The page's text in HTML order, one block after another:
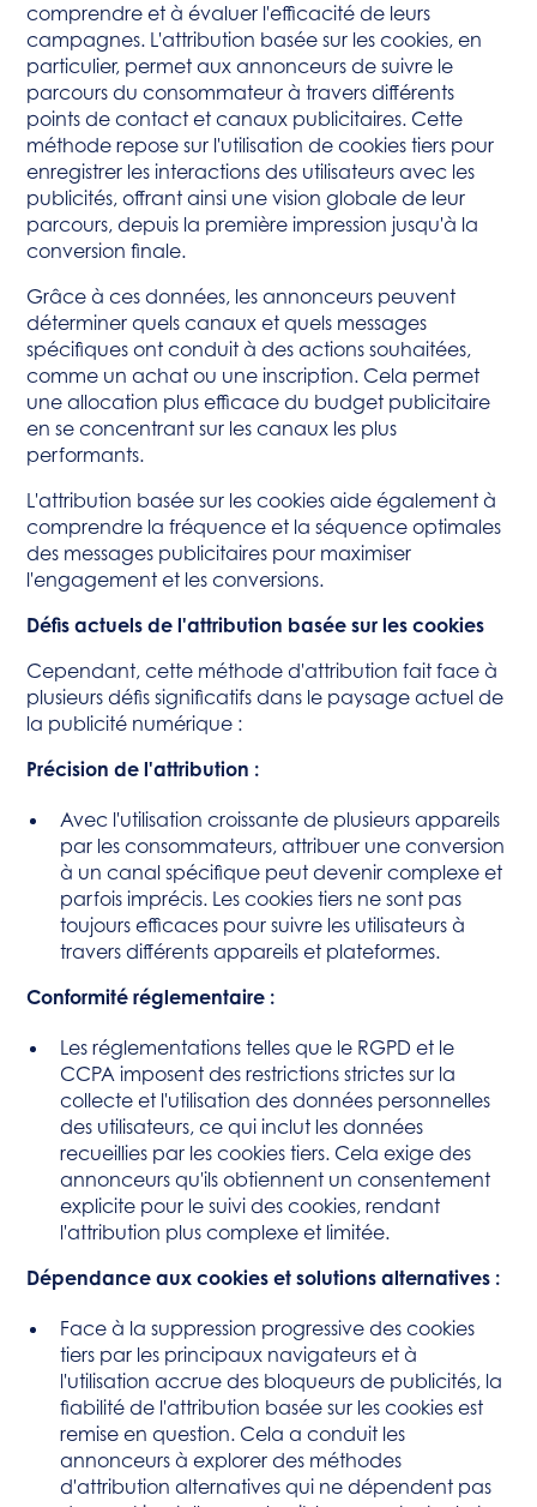
comprendre et à évaluer l'efficacité de leurs
campagnes. L'attribution basée sur les cookies, en
particulier, permet aux annonceurs de suivre le
parcours du consommateur à travers différents
points de contact et canaux publicitaires. Cette
méthode repose sur l'utilisation de cookies tiers pour
enregistrer les interactions des utilisateurs avec les
publicités, offrant ainsi une vision globale de leur
parcours, depuis la première impression jusqu'à la
conversion finale.
Grâce à ces données, les annonceurs peuvent
déterminer quels canaux et quels messages
spécifiques ont conduit à des actions souhaitées,
comme un achat ou une inscription. Cela permet
une allocation plus efficace du budget publicitaire
en se concentrant sur les canaux les plus
performants.
L'attribution basée sur les cookies aide également à
comprendre la fréquence et la séquence optimales
des messages publicitaires pour maximiser
l'engagement et les conversions.
Défis actuels de l'attribution basée sur les cookies
Cependant, cette méthode d'attribution fait face à
plusieurs défis significatifs dans le paysage actuel de
la publicité numérique :
Précision de l'attribution :
Avec l'utilisation croissante de plusieurs appareils
par les consommateurs, attribuer une conversion
à un canal spécifique peut devenir complexe et
parfois imprécis. Les cookies tiers ne sont pas
toujours efficaces pour suivre les utilisateurs à
travers différents appareils et plateformes.
Conformité réglementaire :
Les réglementations telles que le RGPD et le
CCPA imposent des restrictions strictes sur la
collecte et l'utilisation des données personnelles
des utilisateurs, ce qui inclut les données
recueillies par les cookies tiers. Cela exige des
annonceurs qu'ils obtiennent un consentement
explicite pour le suivi des cookies, rendant
l'attribution plus complexe et limitée.
Dépendance aux cookies et solutions alternatives :
Face à la suppression progressive des cookies
tiers par les principaux navigateurs et à
l'utilisation accrue des bloqueurs de publicités, la
fiabilité de l'attribution basée sur les cookies est
remise en question. Cela a conduit les
annonceurs à explorer des méthodes
d'attribution alternatives qui ne dépendent pas